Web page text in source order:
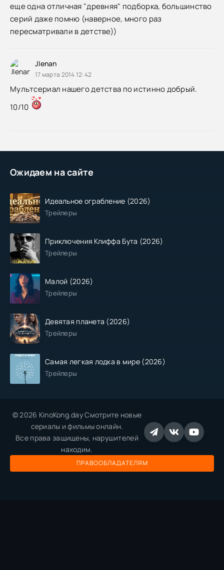
Ожидаем на сайте
Идеальное ограбление (2026)
Трейлеры
Приключения Клиффа Бута (2026)
Трейлеры
Малой (2026)
Трейлеры
Девятая планета (2026)
Трейлеры
Самая легкая лодка в мире (2026)
Трейлеры
еще одна отличная "древняя" подборка, большинство
серий даже помню (наверное, много раз
пересматривали в детстве))
JIenan
17 марта 2014 12:42
Мультсериал нашего детства по истинно добрый.
10/10
© 2026 KinoKong.day Смотрите новые
сериалы и фильмы онлайн.
Все права защищены, нарушителей
находим.
ПРАВООБЛАДАТЕЛЯМ